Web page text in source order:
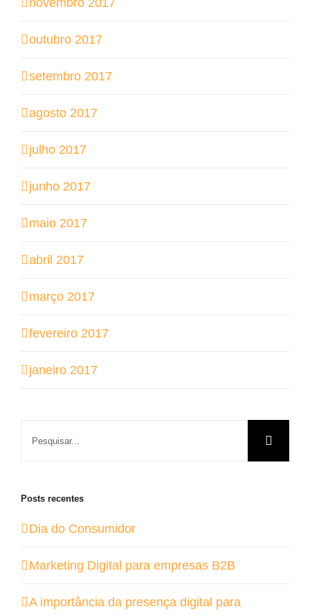
novembro 2017
outubro 2017
setembro 2017
agosto 2017
julho 2017
junho 2017
maio 2017
abril 2017
março 2017
fevereiro 2017
janeiro 2017
Posts recentes
Dia do Consumidor
Marketing Digital para empresas B2B
A importância da presença digital para